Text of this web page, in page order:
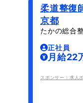
柔道整復
京都
たかの総合
正社員
月給22
スポンサー：求人